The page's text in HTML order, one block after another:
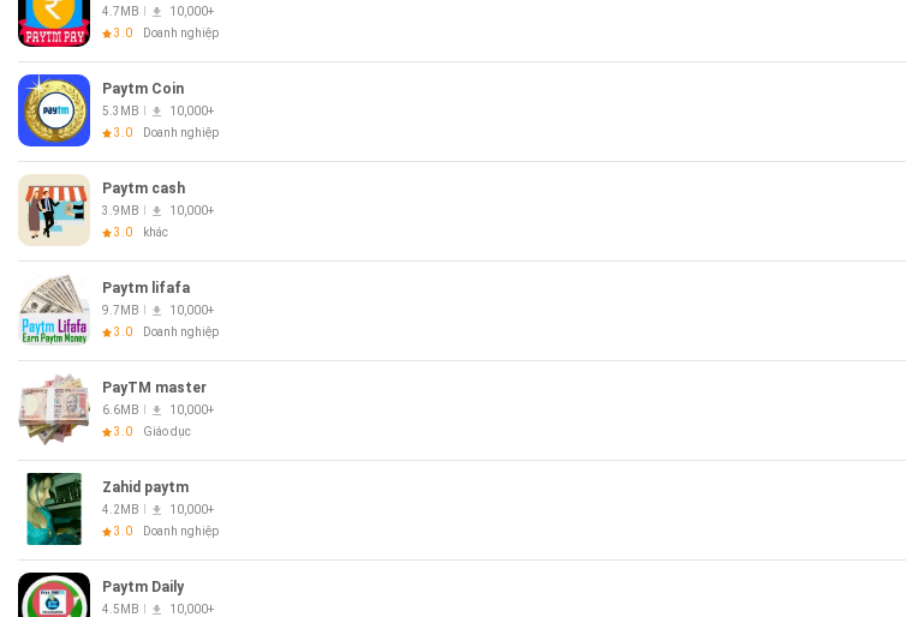
4.7MB
10,000+
3.0
Doanh nghiệp
Paytm Coin
5.3MB
10,000+
3.0
Doanh nghiệp
Paytm cash
3.9MB
10,000+
3.0
khác
Paytm lifafa
9.7MB
10,000+
3.0
Doanh nghiệp
PayTM master
6.6MB
10,000+
3.0
Giáo dục
Zahid paytm
4.2MB
10,000+
3.0
Doanh nghiệp
Paytm Daily
4.5MB
10,000+